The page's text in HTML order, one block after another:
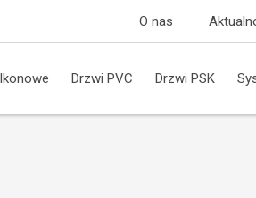
O nas
Drzwi PVC Drzwi PSK